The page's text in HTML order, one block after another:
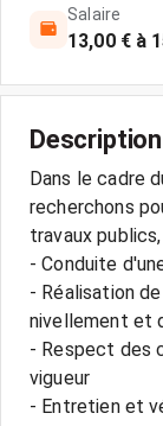
Salaire
13,00 € à
Dans le cadre
recherchons
travaux
- Conduite
- Réalisation
nivellement et
- Respect des
vigueur
- Entretien et